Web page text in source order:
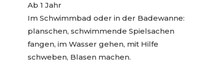
Ab 1 Jahr
Im Schwimmbad oder in der Badewanne:
planschen, schwimmende Spielsachen
fangen, im Wasser gehen, mit Hilfe
schweben, Blasen machen.